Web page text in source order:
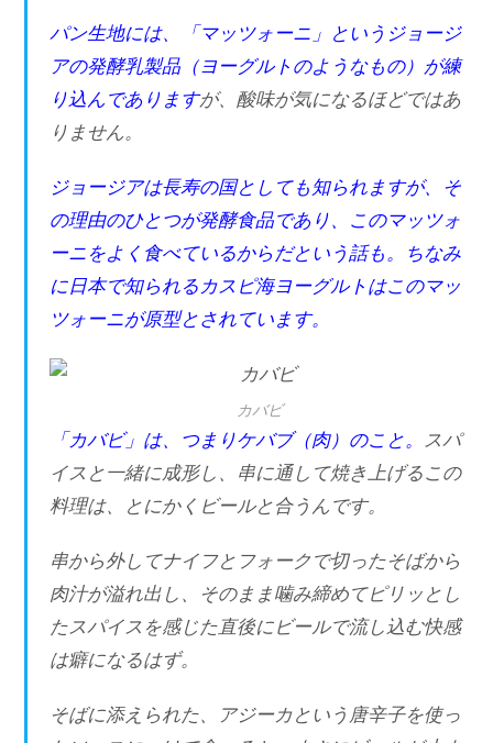
パン生地には、「マッツォーニ」というジョージ
アの発酵乳製品（ヨーグルトのようなもの）が練
り込んでありますが、酸味が気になるほどではあ
りません。
ジョージアは長寿の国としても知られますが、そ
の理由のひとつが発酵食品であり、このマッツォ
ーニをよく食べているからだという話も。ちなみ
に日本で知られるカスピ海ヨーグルトはこのマッ
ツォーニが原型とされています。
カバビ
「カバビ」は、つまりケバブ（肉）のこと。 スパ
イスと一緒に成形し、串に通して焼き上げるこの
料理は、とにかくビールと合うんです。
串から外してナイフとフォークで切ったそばから
肉汁が溢れ出し、そのまま噛み締めてピリッとし
たスパイスを感じた直後にビールで流し込む快感
は癖になるはず。
そばに添えられた、アジーカという唐辛子を使っ